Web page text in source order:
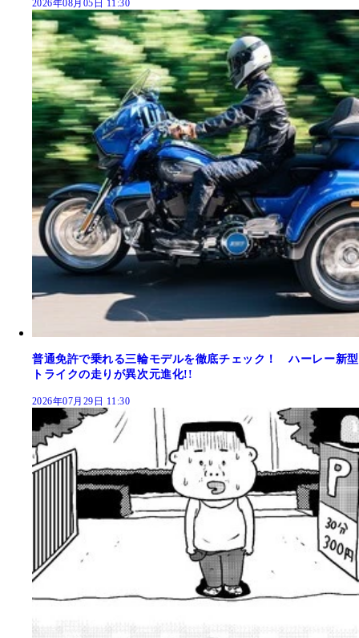
2026年08月05日 11:30
普通免許で乗れる三輪モデルを徹底チェック！ ハーレー新型
トライクの走りが異次元進化!!
2026年07月29日 11:30